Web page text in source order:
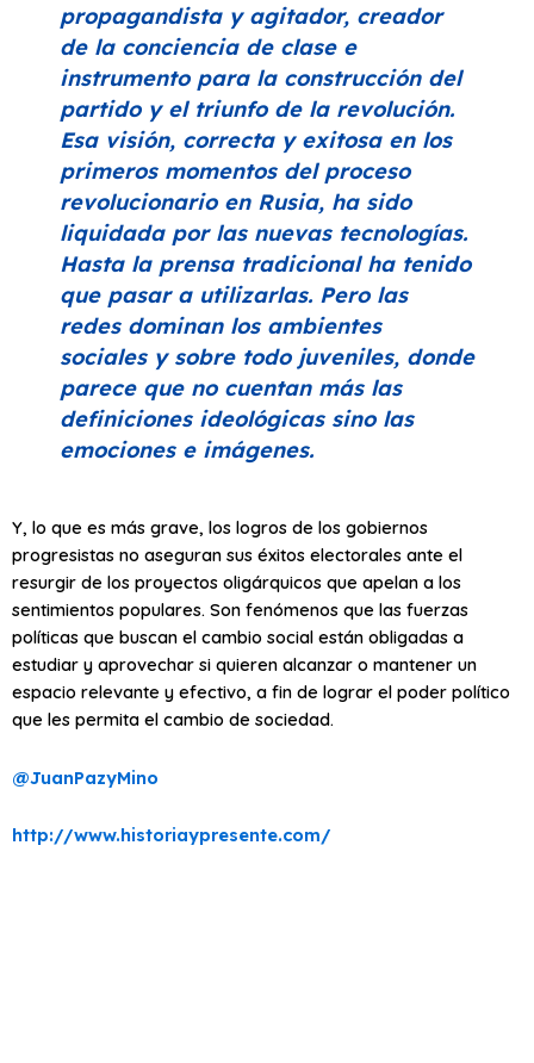
propagandista y agitador, creador
de la conciencia de clase e
instrumento para la construcción del
partido y el triunfo de la revolución.
Esa visión, correcta y exitosa en los
primeros momentos del proceso
revolucionario en Rusia, ha sido
liquidada por las nuevas tecnologías.
Hasta la prensa tradicional ha tenido
que pasar a utilizarlas. Pero las
redes dominan los ambientes
sociales y sobre todo juveniles, donde
parece que no cuentan más las
definiciones ideológicas sino las
emociones e imágenes.
Y, lo que es más grave, los logros de los gobiernos
progresistas no aseguran sus éxitos electorales ante el
resurgir de los proyectos oligárquicos que apelan a los
sentimientos populares. Son fenómenos que las fuerzas
políticas que buscan el cambio social están obligadas a
estudiar y aprovechar si quieren alcanzar o mantener un
espacio relevante y efectivo, a fin de lograr el poder político
que les permita el cambio de sociedad.
@JuanPazyMino
http://www.historiaypresente.com/